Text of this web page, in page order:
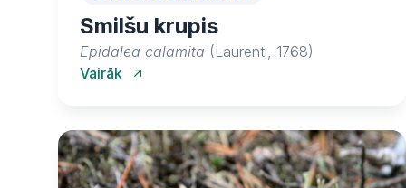
Smilšu krupis
Epidalea calamita (Laurenti, 1768)
Vairāk